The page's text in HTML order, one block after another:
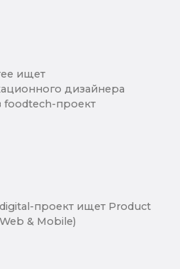
ищет
дизайнера
foodtech-проект
проект ищет Product
& Mobile)